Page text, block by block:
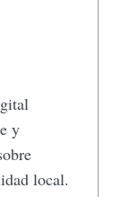
y
local.